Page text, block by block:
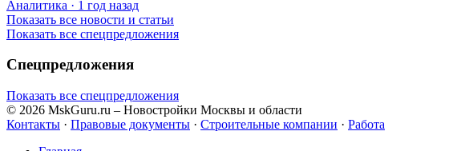
Аналитика · 1 год назад
Показать все новости и статьи
Показать все спецпредложения
Спецпредложения
Показать все спецпредложения
© 2026 MskGuru.ru – Новостройки Москвы и области
Контакты · Правовые документы · Строительные компании · Работа